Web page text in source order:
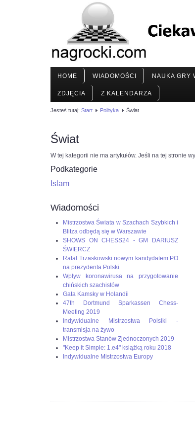
HOME WIADOMOŚCI NAUKA GRY
ZDJĘCIA Z KALENDARZA
Jesteś tutaj: Start Polityka Świat
Świat
W tej kategorii nie ma artykułów. Jeśli na tej stronie
Podkategorie
Islam
Wiadomości
Mistrzostwa Świata w Szachach Szybkich i
Blitza odbędą się w Warszawie
SHOWS ON CHESS24 - GM DARIUSZ
ŚWIERCZ
Rafał Trzaskowski nowym kandydatem PO
na prezydenta Polski
Wpływ koronawirusa na przygotowanie
chińskich szachistów
Gata Kamsky w Holandii
47th Dortmund Sparkassen Chess-
Meeting 2019
Indywidualne Mistrzostwa Polslki -
transmisja na żywo
Mistrzostwa Stanów Zjednoczonych 2019
"Keep it Simple: 1.e4" książką roku 2018
Indywidualne Mistrzostwa Europy